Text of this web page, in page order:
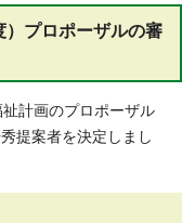
プロポーザルの審
計画のプロポーザル
提案者を決定しまし